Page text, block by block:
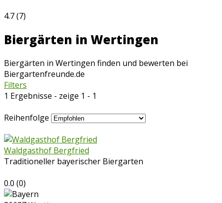
4.7(7)
Biergärten in Wertingen
Biergärten in Wertingen finden und bewerten bei
Biergartenfreunde.de
Filters
1 Ergebnisse - zeige 1 - 1
Reihenfolge
Waldgasthof Bergfried
Traditioneller bayerischer Biergarten
0.0 (0)